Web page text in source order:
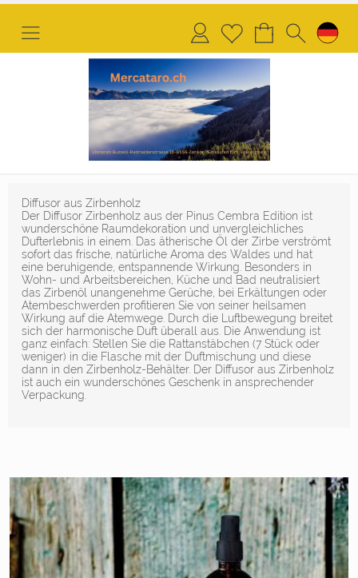
AnmeldenMerkliste
Diffusor aus Zirbenholz
Der Diffusor Zirbenholz aus der Pinus Cembra Edition ist
wunderschöne Raumdekoration und unvergleichliches
Dufterlebnis in einem. Das ätherische Öl der Zirbe verströmt
sofort das frische, natürliche Aroma des Waldes und hat
eine beruhigende, entspannende Wirkung. Besonders in
Wohn- und Arbeitsbereichen, Küche und Bad neutralisiert
das Zirbenöl unangenehme Gerüche, bei Erkältungen oder
Atembeschwerden profitieren Sie von seiner heilsamen
Wirkung auf die Atemwege. Durch die Luftbewegung breitet
sich der harmonische Duft überall aus. Die Anwendung ist
ganz einfach: Stellen Sie die Rattanstäbchen (7 Stück oder
weniger) in die Flasche mit der Duftmischung und diese
dann in den Zirbenholz-Behälter. Der Diffusor aus Zirbenholz
ist auch ein wunderschönes Geschenk in ansprechender
Verpackung.